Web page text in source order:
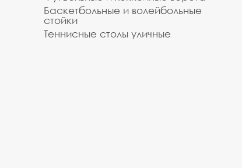
Баскетбольные и волейбольные
стойки
Теннисные столы уличные